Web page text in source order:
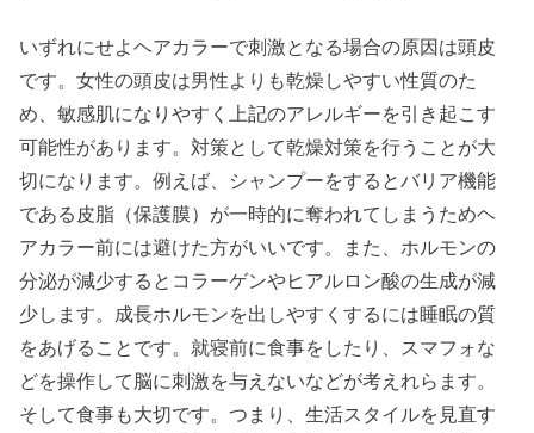
いずれにせよヘアカラーで刺激となる場合の原因は頭皮
です。女性の頭皮は男性よりも乾燥しやすい性質のた
め、敏感肌になりやすく上記のアレルギーを引き起こす
可能性があります。対策として乾燥対策を行うことが大
切になります。例えば、シャンプーをするとバリア機能
である皮脂（保護膜）が一時的に奪われてしまうためヘ
アカラー前には避けた方がいいです。また、ホルモンの
分泌が減少するとコラーゲンやヒアルロン酸の生成が減
少します。成長ホルモンを出しやすくするには睡眠の質
をあげることです。就寝前に食事をしたり、スマフォな
どを操作して脳に刺激を与えないなどが考えれらます。
そして食事も大切です。つまり、生活スタイルを見直す